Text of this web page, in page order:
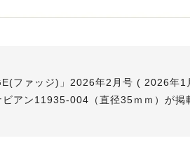
ファッジ)」2026年2月号 ( 2026年
ビアン11935-004（直径35ｍｍ）が掲